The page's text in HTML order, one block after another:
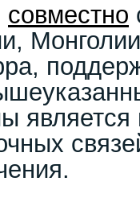
совместно
является